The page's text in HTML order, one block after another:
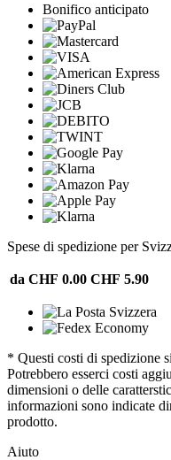
Bonifico anticipato
Spese di spedizione per
da CHF 0.00 CHF 5.90
* Questi costi di spedizione
Potrebbero esserci costi
dimensioni o delle
informazioni sono indicate
prodotto.
Aiuto